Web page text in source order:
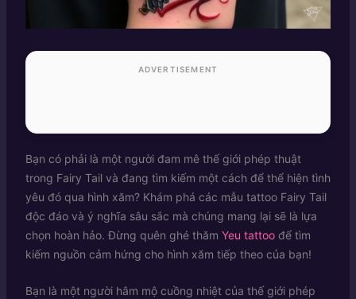
ADVERTISEMENT
Bạn có phải là một người đam mê thế giới phép thuật
trong Fairy Tail và đang tìm kiếm một cách để thể hiện tình
yêu đó qua hình xăm? Khám phá các mẫu tattoo Fairy Tail
độc đáo và ý nghĩa sâu sắc mà chúng mang lại sẽ là lựa
chọn hoàn hảo. Đừng quên ghé thăm Yeu tattoođể tìm
kiếm nguồn cảm hứng cho hình xăm tiếp theo của bạn!
Bạn là một người hâm mộ cuồng nhiệt của thế giới phép